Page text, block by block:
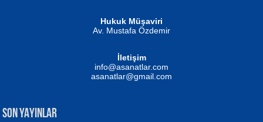
Hukuk Müşaviri
Av. Mustafa Özdemir
İletişim
info@asanatlar.com
asanatlar@gmail.com
SON YAYINLAR